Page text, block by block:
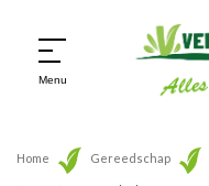
Menu
Home Gereedschap